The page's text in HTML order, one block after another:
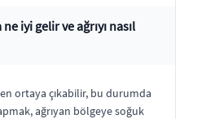
iyi gelir ve ağrıyı nasıl
ortaya çıkabilir, bu durumda
ağrıyan bölgeye soğuk